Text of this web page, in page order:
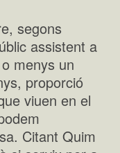
segons
assistent a
menys un
proporció
viuen en el
Citant Quim